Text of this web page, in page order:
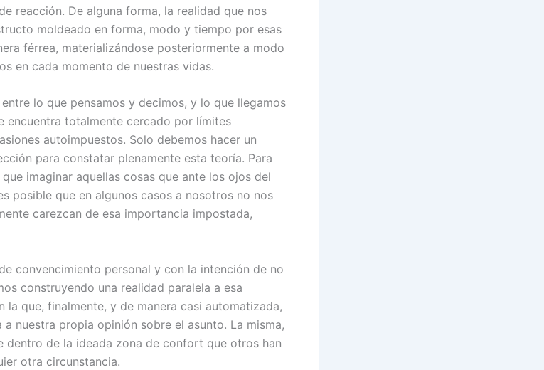
reacción. De alguna forma, la realidad que nos
moldeado en forma, modo y tiempo por esas
férrea, materializándose posteriormente a modo
en cada momento de nuestras vidas.
lo que pensamos y decimos, y lo que llegamos
encuentra totalmente cercado por límites
autoimpuestos. Solo debemos hacer un
para constatar plenamente esta teoría. Para
imaginar aquellas cosas que ante los ojos del
posible que en algunos casos a nosotros no nos
carezcan de esa importancia impostada,
convencimiento personal y con la intención de no
construyendo una realidad paralela a esa
la que, finalmente, y de manera casi automatizada,
nuestra propia opinión sobre el asunto. La misma,
dentro de la ideada zona de confort que otros han
otra circunstancia.